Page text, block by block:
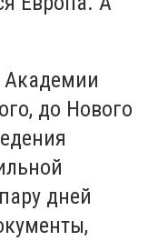
Академии
до Нового
дней